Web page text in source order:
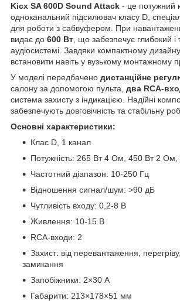
Kicx SA 600D Sound Attack - це потужний
одноканальний підсилювач класу D,
для роботи з сабвуфером. При
видає до 600 Вт , що забезпечує глибокий
аудіосистемі. Завдяки компактному
встановити навіть у вузькому монтажному
У моделі передбачено дистанційне
салону за допомогою пульта, два RCA-
система захисту з індикацією. Надійні
забезпечують довговічність та стабільну
Основні характеристики:
Клас D, 1 канал
Потужність: 265 Вт 4 Ом, 450 Вт 2
Частотний діапазон: 10-250 Гц
Відношення сигнал/шум: >90 дБ
Чутливість входу: 0,2-8 В
Живлення: 10-15 В
RCA-входи: 2
Захист: від перевантаження,
замикання
Запобіжники: 2×30 А
Габарити: 213×178×51 мм